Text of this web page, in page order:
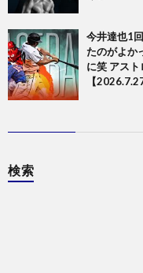
今井達也1
たのがよか
に笑 アス
【
検索